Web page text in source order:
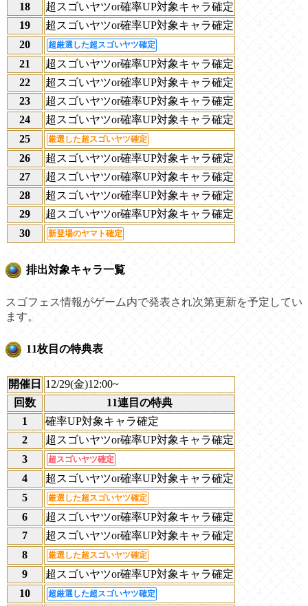
18
超スゴいヤツor確率UP対象キャラ確定
19
超スゴいヤツor確率UP対象キャラ確定
20
超厳選した超スゴいヤツ確定
21
超スゴいヤツor確率UP対象キャラ確定
22
超スゴいヤツor確率UP対象キャラ確定
23
超スゴいヤツor確率UP対象キャラ確定
24
超スゴいヤツor確率UP対象キャラ確定
25
厳選した超スゴいヤツ確定
26
超スゴいヤツor確率UP対象キャラ確定
27
超スゴいヤツor確率UP対象キャラ確定
28
超スゴいヤツor確率UP対象キャラ確定
29
超スゴいヤツor確率UP対象キャラ確定
30
新登場のヤマト確定
排出対象キャラ一覧
スゴフェス情報がゲーム内で発表され次第更新を予定してい
ます。
11枚目の特典表
開催日
12/29(金)12:00~
回数
11連目の特典
1
確率UP対象キャラ確定
2
超スゴいヤツor確率UP対象キャラ確定
3
超スゴいヤツ確定
4
超スゴいヤツor確率UP対象キャラ確定
5
厳選した超スゴいヤツ確定
6
超スゴいヤツor確率UP対象キャラ確定
7
超スゴいヤツor確率UP対象キャラ確定
8
厳選した超スゴいヤツ確定
9
超スゴいヤツor確率UP対象キャラ確定
10
超厳選した超スゴいヤツ確定